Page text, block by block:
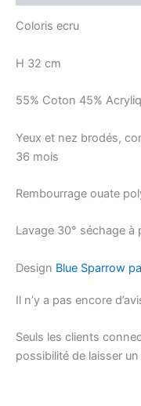
Coloris ecru
H 32 cm
55% Coton 45%
Yeux et nez brodés,
36 mois
Rembourrage ouate
Lavage 30° séchage à
Design Blue Sparrow
Il n’y a pas encore
Seuls les clients
possibilité de laisser un